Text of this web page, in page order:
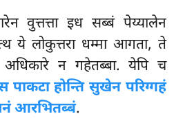
वुत्तत्ता इध सब्बं पेय्यालेन
ये लोकुत्तरा धम्मा आगता, ते
अधिकारे न गहेतब्बा. येपि च
पाकटा होन्ति सुखेन परिग्गहं
आरभितब्बं.